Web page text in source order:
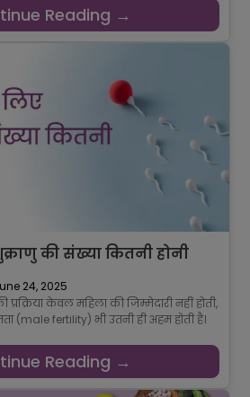
Reading →
की संख्या कितनी होनी
24, 2025
केवल महिला की जिम्मेदारी नहीं होती,
(male fertility) भी उतनी ही अहम होती है।
Reading →